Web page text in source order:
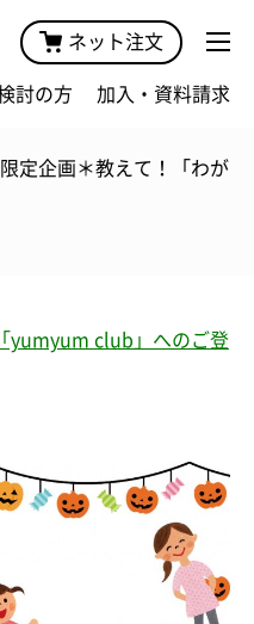
ネット注文
討の方 加入・資料請求
定企画＊教えて！「わが
「yumyum club」へのご登